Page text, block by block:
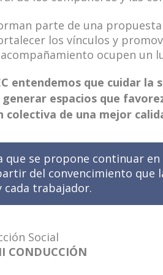
parte de una
los vínculos y
ocupen un
entendemos que cuidar
espacios que
colectiva de una mejor
que se propone continuar
del convencimiento que
cada trabajador.
Social
CONDUCCIÓN